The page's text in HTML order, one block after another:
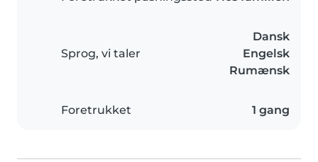
Sprog, vi taler
Dansk
Engelsk
Rumænsk
Foretrukket 1 gang